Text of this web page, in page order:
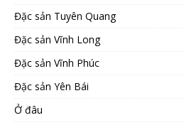
Đặc sản Tuyên Quang
Đặc sản Vĩnh Long
Đặc sản Vĩnh Phúc
Đặc sản Yên Bái
Ở đâu